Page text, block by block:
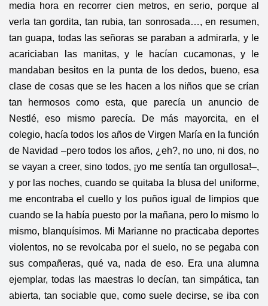
media hora en recorrer cien metros, en serio, porque al
verla tan gordita, tan rubia, tan sonrosada…, en resumen,
tan guapa, todas las señoras se paraban a admirarla, y le
acariciaban las manitas, y le hacían cucamonas, y le
mandaban besitos en la punta de los dedos, bueno, esa
clase de cosas que se les hacen a los niños que se crían
tan hermosos como esta, que parecía un anuncio de
Nestlé, eso mismo parecía. De más mayorcita, en el
colegio, hacía todos los años de Virgen María en la función
de Navidad –pero todos los años, ¿eh?, no uno, ni dos, no
se vayan a creer, sino todos, ¡yo me sentía tan orgullosa!–,
y por las noches, cuando se quitaba la blusa del uniforme,
me encontraba el cuello y los puños igual de limpios que
cuando se la había puesto por la mañana, pero lo mismo lo
mismo, blanquísimos. Mi Marianne no practicaba deportes
violentos, no se revolcaba por el suelo, no se pegaba con
sus compañeras, qué va, nada de eso. Era una alumna
ejemplar, todas las maestras lo decían, tan simpática, tan
abierta, tan sociable que, como suele decirse, se iba con